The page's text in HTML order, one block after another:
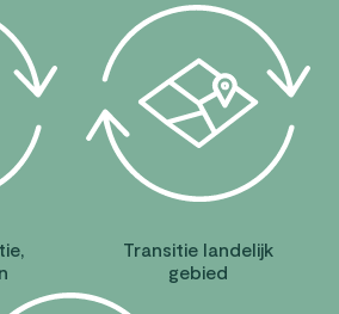
Transitie landelijk
gebied